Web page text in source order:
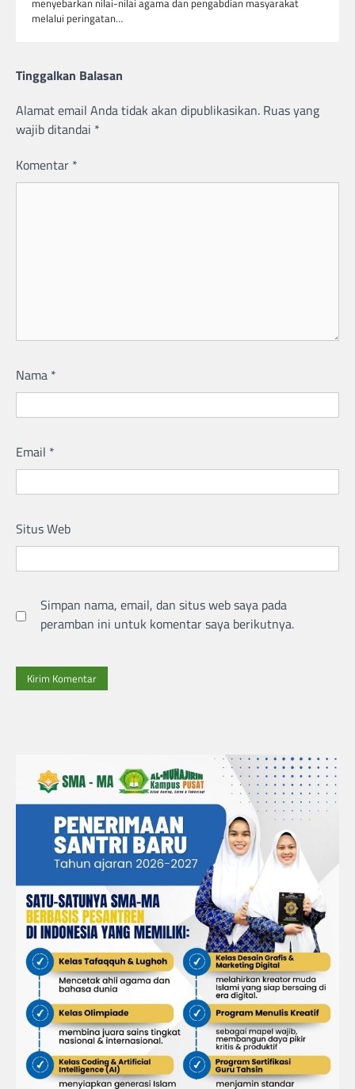
menyebarkan nilai-nilai agama dan pengabdian masyarakat
melalui peringatan…
Tinggalkan Balasan
Alamat email Anda tidak akan dipublikasikan. Ruas yang
wajib ditandai *
Komentar *
Nama *
Email *
Situs Web
Simpan nama, email, dan situs web saya pada
peramban ini untuk komentar saya berikutnya.